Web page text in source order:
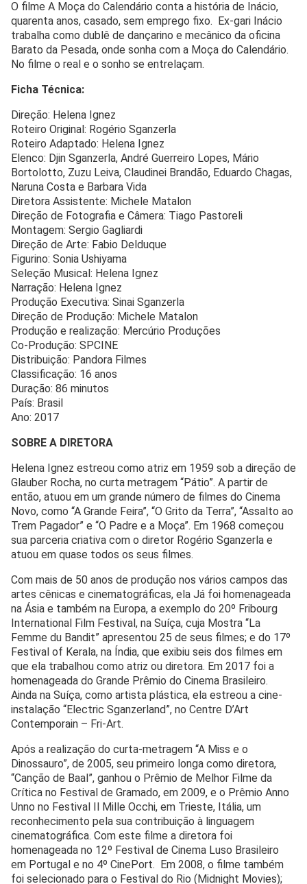
O filme A Moça do Calendário conta a história de Inácio,
quarenta anos, casado, sem emprego fixo. Ex-gari Inácio
trabalha como dublê de dançarino e mecânico da oficina
Barato da Pesada, onde sonha com a Moça do Calendário.
No filme o real e o sonho se entrelaçam.
Ficha Técnica:
Direção: Helena Ignez
Roteiro Original: Rogério Sganzerla
Roteiro Adaptado: Helena Ignez
Elenco: Djin Sganzerla, André Guerreiro Lopes, Mário
Bortolotto, Zuzu Leiva, Claudinei Brandão, Eduardo Chagas,
Naruna Costa e Barbara Vida
Diretora Assistente: Michele Matalon
Direção de Fotografia e Câmera: Tiago Pastoreli
Montagem: Sergio Gagliardi
Direção de Arte: Fabio Delduque
Figurino: Sonia Ushiyama
Seleção Musical: Helena Ignez
Narração: Helena Ignez
Produção Executiva: Sinai Sganzerla
Direção de Produção: Michele Matalon
Produção e realização: Mercúrio Produções
Co-Produção: SPCINE
Distribuição: Pandora Filmes
Classificação: 16 anos
Duração: 86 minutos
País: Brasil
Ano: 2017
SOBRE A DIRETORA
Helena Ignez estreou como atriz em 1959 sob a direção de
Glauber Rocha, no curta metragem “Pátio”. A partir de
então, atuou em um grande número de filmes do Cinema
Novo, como “A Grande Feira”, “O Grito da Terra”, “Assalto ao
Trem Pagador” e “O Padre e a Moça”. Em 1968 começou
sua parceria criativa com o diretor Rogério Sganzerla e
atuou em quase todos os seus filmes.
Com mais de 50 anos de produção nos vários campos das
artes cênicas e cinematográficas, ela Já foi homenageada
na Ásia e também na Europa, a exemplo do 20º Fribourg
International Film Festival, na Suíça, cuja Mostra “La
Femme du Bandit” apresentou 25 de seus filmes; e do 17º
Festival of Kerala, na Índia, que exibiu seis dos filmes em
que ela trabalhou como atriz ou diretora. Em 2017 foi a
homenageada do Grande Prêmio do Cinema Brasileiro.
Ainda na Suíça, como artista plástica, ela estreou a cine-
instalação “Electric Sganzerland”, no Centre D’Art
Contemporain – Fri-Art.
Após a realização do curta-metragem “A Miss e o
Dinossauro”, de 2005, seu primeiro longa como diretora,
“Canção de Baal”, ganhou o Prêmio de Melhor Filme da
Crítica no Festival de Gramado, em 2009, e o Prêmio Anno
Unno no Festival Il Mille Occhi, em Trieste, Itália, um
reconhecimento pela sua contribuição à linguagem
cinematográfica. Com este filme a diretora foi
homenageada no 12º Festival de Cinema Luso Brasileiro
em Portugal e no 4º CinePort. Em 2008, o filme também
foi selecionado para o Festival do Rio (Midnight Movies);